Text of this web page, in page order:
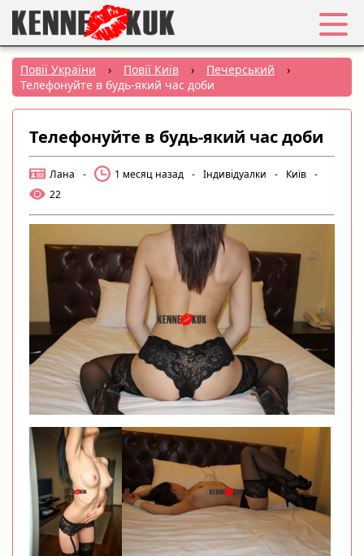
Обране
Вхід
Реєстрація
Міста:
РУС|
УКР
Створити оголошення
Повії України › Повії Київ › Печерський
›
Телефонуйте в будь-який час доби
Телефонуйте в будь-який час доби
Лана - 1 месяц назад - Індивідуалки - Київ -
22